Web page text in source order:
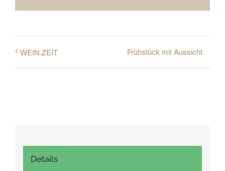
WEIN.ZEIT Frühstück mit Aussicht
Details